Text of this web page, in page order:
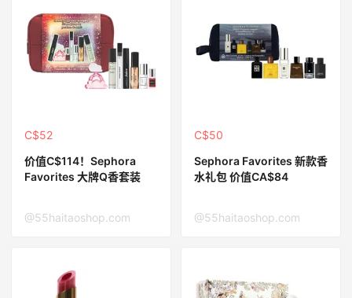
C$52
价值C$114！Sephora
Favorites 大牌Q香套装
@55haitaoshop.com
C$50
Sephora Favorites 新款香
水礼包 价值CA$84
@55haitaoshop.com